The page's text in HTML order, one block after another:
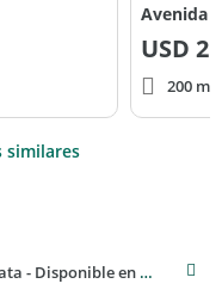
Avenida
USD
200
similares
Moderno hogar en Rumenco, Mar del Plata - Disponible en Alquiler